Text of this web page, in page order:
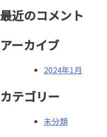
ー
ョ
最近のコメント
アーカイブ
2024年1月
カテゴリー
未分類